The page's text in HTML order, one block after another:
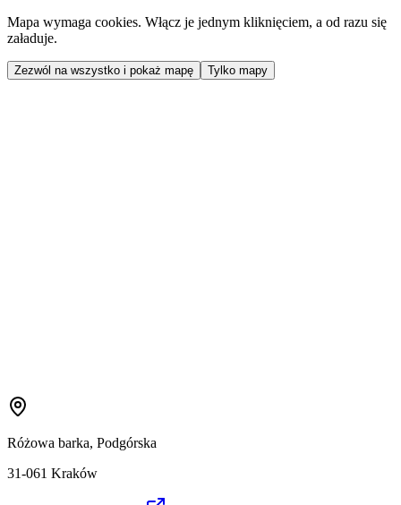
Mapa wymaga cookies. Włącz je jednym kliknięciem, a od razu się
załaduje.
Zezwól na wszystko i pokaż mapę Tylko mapy
Różowa barka, Podgórska
31-061 Kraków